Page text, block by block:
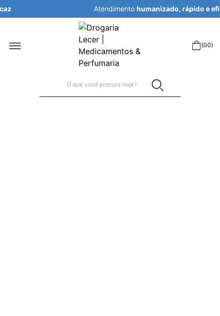
humanizado, rápido e eficaz
(00)